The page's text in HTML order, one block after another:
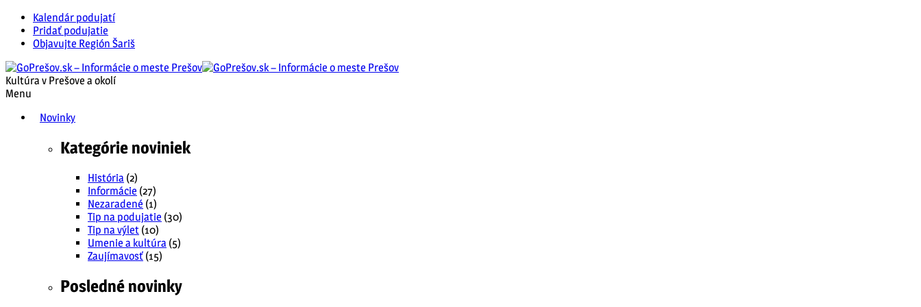
Kalendár podujatí
Pridať podujatie
Objavujte Región Šariš
Kultúra v Prešove a okolí
Menu
Novinky
Kategórie noviniek
História (2)
Informácie (27)
Nezaradené (1)
Tip na podujatie (30)
Tip na výlet (10)
Umenie a kultúra (5)
Zaujímavosť (15)
Posledné novinky